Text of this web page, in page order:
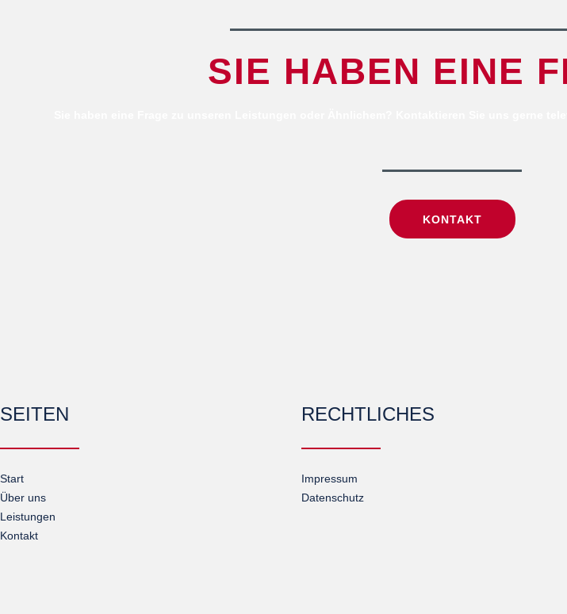
SIE HABEN EINE
KONTAKT
SEITEN
Start
Über uns
Leistungen
Kontakt
RECHTLICHES
Impressum
Datenschutz